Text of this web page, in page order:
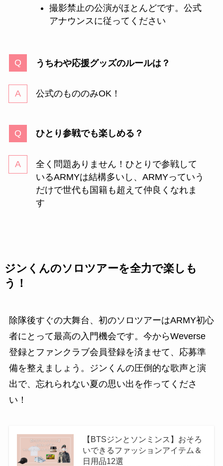
撮影禁止の公演がほとんどです。公式
アナウンスに従ってください
うちわや応援グッズのルールは？
公式のもののみOK！
ひとり参戦でも楽しめる？
全く問題ありません！ひとりで参戦して
いるARMYは結構多いし、ARMYっていう
だけで世代も国籍も超えて仲良くなれま
す
ジンくんのソロツアーを全力で楽しも
う！
除隊後すぐの大舞台、初のソロツアーはARMY初心
者にとって最高の入門機会です。今からWeverse
登録とファンクラブ会員登録を済ませて、応募準
備を整えましょう。ジンくんの圧倒的な歌声と演
出で、忘れられない夏の思い出を作ってくださ
い！
【BTSジンとソンミンス】おそろ
いできるファッションアイテム＆
日用品12選